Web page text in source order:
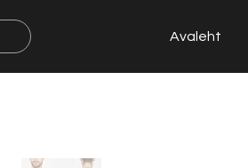
Avaleht